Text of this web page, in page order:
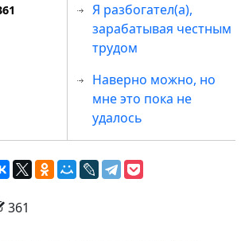
Я разбогател(а),
зарабатывая честным
трудом
Наверно можно, но
мне это пока не
удалось
361